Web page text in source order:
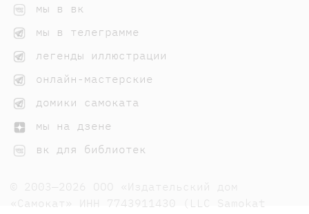
мы в вк
мы в телеграмме
легенды иллюстрации
онлайн-мастерские
домики самоката
мы на дзене
вк для библиотек
© 2003—2026 ООО «Издательский дом
«Самокат» ИНН 7743911430 (LLC Samokat